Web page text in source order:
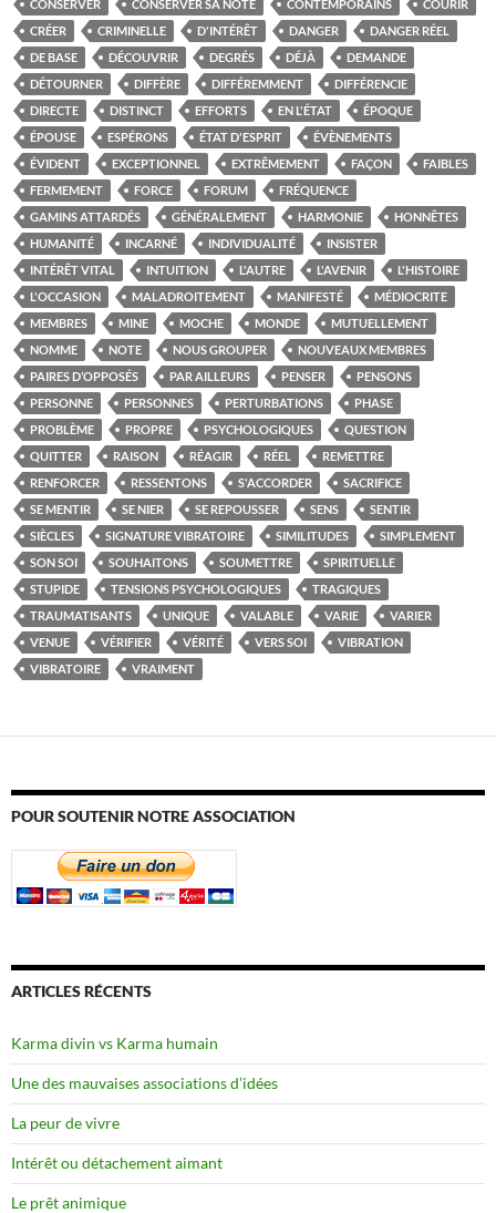
CONSERVER CONSERVER SA NOTE CONTEMPORAINS
COURIR
CRÉER
CRIMINELLE D'INTÉRÊT DANGER
DANGER RÉEL
DE BASE
DÉCOUVRIR DEGRÉS DÉJÀ
DEMANDE
DÉTOURNER
DIFFÈRE DIFFÉREMMENT
DIFFÉRENCIE
DIRECTE
DISTINCT EFFORTS EN L'ÉTAT
ÉPOQUE
ÉPOUSE
ESPÉRONS ÉTAT D'ESPRIT
ÉVÈNEMENTS
ÉVIDENT
EXCEPTIONNEL EXTRÊMEMENT FAÇON
FAIBLES
FERMEMENT
FORCE FORUM
FRÉQUENCE
GAMINS ATTARDÉS
GÉNÉRALEMENT HARMONIE
HONNÊTES
HUMANITÉ
INCARNÉ INDIVIDUALITÉ
INSISTER
INTÉRÊT VITAL
INTUITION L'AUTRE L'AVENIR
L'HISTOIRE
L'OCCASION
MALADROITEMENT MANIFESTÉ
MÉDIOCRITE
MEMBRES
MINE MOCHE MONDE
MUTUELLEMENT
NOMME
NOTE NOUS GROUPER
NOUVEAUX MEMBRES
PAIRES D’OPPOSÉS
PAR AILLEURS PENSER
PENSONS
PERSONNE
PERSONNES PERTURBATIONS
PHASE
PROBLÈME
PROPRE PSYCHOLOGIQUES
QUESTION
QUITTER
RAISON RÉAGIR RÉEL
REMETTRE
RENFORCER
RESSENTONS S'ACCORDER
SACRIFICE
SE MENTIR
SE NIER SE REPOUSSER SENS
SENTIR
SIÈCLES
SIGNATURE VIBRATOIRE SIMILITUDES
SIMPLEMENT
SON SOI
SOUHAITONS SOUMETTRE
SPIRITUELLE
STUPIDE
TENSIONS PSYCHOLOGIQUES
TRAGIQUES
TRAUMATISANTS
UNIQUE VALABLE VARIE
VARIER
VENUE
VÉRIFIER VÉRITÉ VERS SOI
VIBRATION
VIBRATOIRE
VRAIMENT
POUR SOUTENIR NOTRE ASSOCIATION
ARTICLES RÉCENTS
Karma divin vs Karma humain
Une des mauvaises associations d’idées
La peur de vivre
Intérêt ou détachement aimant
Le prêt animique